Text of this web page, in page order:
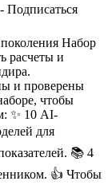
Набор
расчеты и
и проверены
чтобы
✨ 10 AI-
для
📚 4
👍 Чтобы